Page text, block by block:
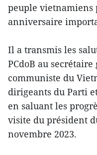
peuple vietnamiens
anniversaire
Il a transmis les
PCdoB au
communiste du
dirigeants du Parti
en saluant les
visite du président
novembre 2023.